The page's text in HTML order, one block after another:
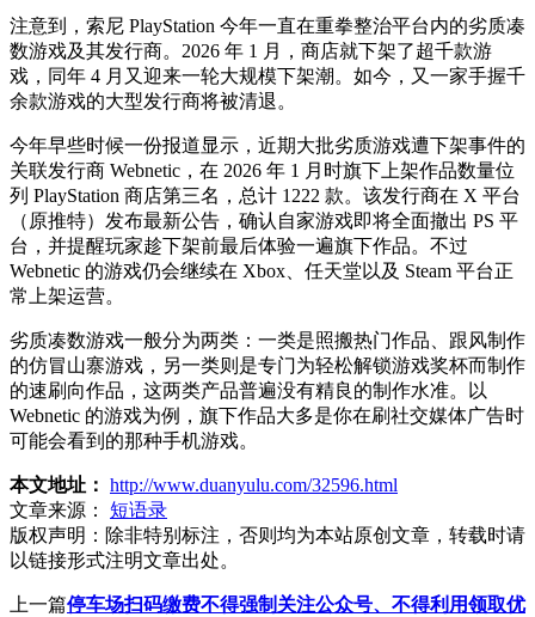
注意到，索尼 PlayStation 今年一直在重拳整治平台内的劣质凑
数游戏及其发行商。2026 年 1 月，商店就下架了超千款游
戏，同年 4 月又迎来一轮大规模下架潮。如今，又一家手握千
余款游戏的大型发行商将被清退。
今年早些时候一份报道显示，近期大批劣质游戏遭下架事件的
关联发行商 Webnetic，在 2026 年 1 月时旗下上架作品数量位
列 PlayStation 商店第三名，总计 1222 款。该发行商在 X 平台
（原推特）发布最新公告，确认自家游戏即将全面撤出 PS 平
台，并提醒玩家趁下架前最后体验一遍旗下作品。不过
Webnetic 的游戏仍会继续在 Xbox、任天堂以及 Steam 平台正
常上架运营。
劣质凑数游戏一般分为两类：一类是照搬热门作品、跟风制作
的仿冒山寨游戏，另一类则是专门为轻松解锁游戏奖杯而制作
的速刷向作品，这两类产品普遍没有精良的制作水准。以
Webnetic 的游戏为例，旗下作品大多是你在刷社交媒体广告时
可能会看到的那种手机游戏。
本文地址： http://www.duanyulu.com/32596.html
文章来源：
短语录
版权声明： 除非特别标注，否则均为本站原创文章，转载时请
以链接形式注明文章出处。
上一篇停车场扫码缴费不得强制关注公众号、不得利用领取优